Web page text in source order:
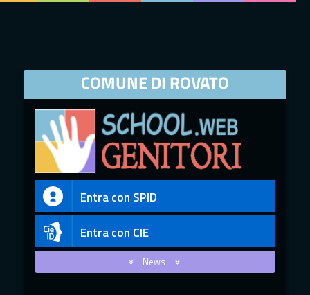
COMUNE DI ROVATO
Entra con SPID
Entra con CIE
News